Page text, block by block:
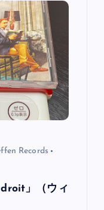
Records
」（ウィ